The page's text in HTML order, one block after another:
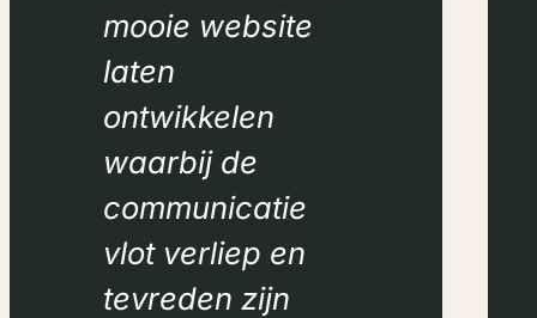
mooie website
laten
ontwikkelen
waarbij de
communicatie
vlot verliep en
tevreden zijn